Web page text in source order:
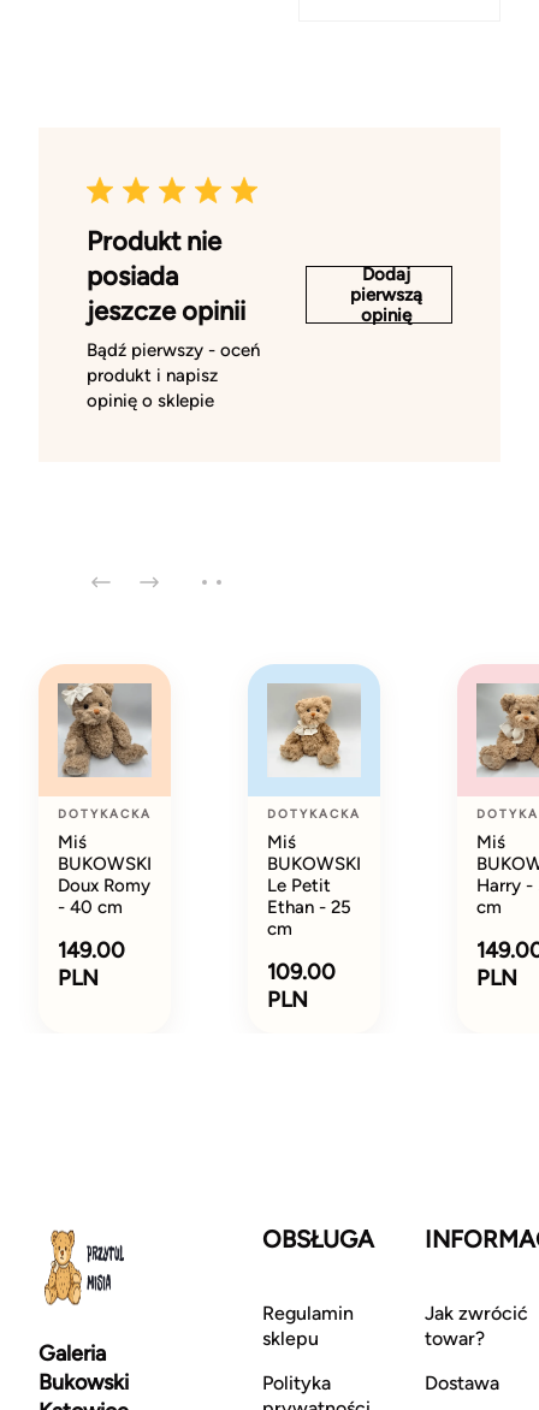
Produkt nie
posiada
jeszcze opinii
Bądź pierwszy - oceń
produkt i napisz
opinię o sklepie
Dodaj
pierwszą
opinię
DOTYKACKA
Miś
BUKOWSKI
Doux Romy
- 40 cm
149.00
PLN
DOTYKACKA
Miś
BUKOWSKI
Le Petit
Ethan - 25
cm
109.00
PLN
Miś
Harry -
cm
PLN
Galeria
Bukowski
OBSŁUGA
Regulamin
sklepu
Polityka
Jak zwrócić
towar?
Dostawa